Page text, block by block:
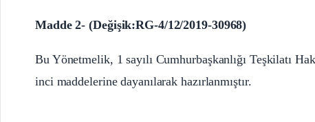
Madde 2- (Değişik:RG-4/12/2019-30968)
Bu Yönetmelik, 1 sayılı Cumhurbaşkanlığı Teşkilatı
inci maddelerine dayanılarak hazırlanmıştır.